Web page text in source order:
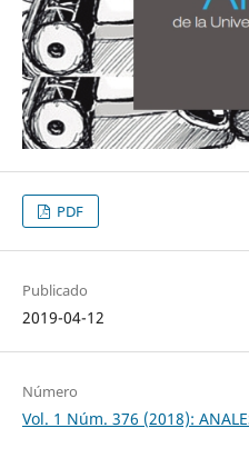
PDF
Publicado
2019-04-12
Número
Vol. 1 Núm. 376 (2018):